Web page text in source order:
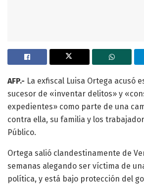
AFP.- La exfiscal Luisa Ortega acusó
sucesor de «inventar delitos» y
expedientes» como parte de una
contra ella, su familia y los
Público.
Ortega salió clandestinamente de
semanas alegando ser víctima de
política, y está bajo protección del